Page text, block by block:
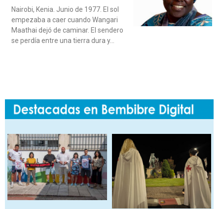
Nairobi, Kenia. Junio de 1977. El sol
empezaba a caer cuando Wangari
Maathai dejó de caminar. El sendero
se perdía entre una tierra dura y…